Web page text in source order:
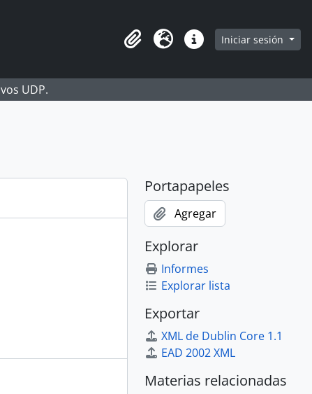
Portapapeles
Idioma Enlaces rápidos
Iniciar sesión
UDP.
Portapapeles
Agregar
Explorar
Informes
Explorar lista
Exportar
XML de Dublin Core 1.1
EAD 2002 XML
Materias relacionadas